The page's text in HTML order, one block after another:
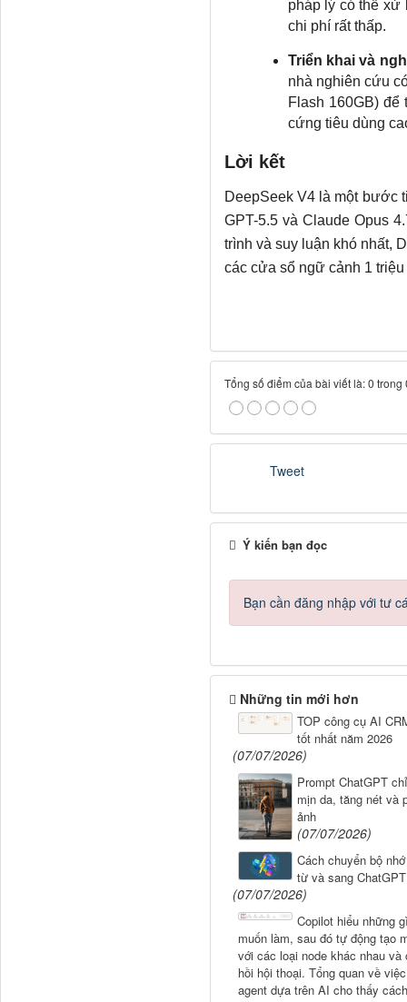
pháp lý có thể xử
chi phí rất thấp.
Triển khai và
nhà nghiên cứu
Flash 160GB) để
cứng tiêu dùng
Lời kết
DeepSeek V4 là một bước
GPT-5.5 và Claude Opus
trình và suy luận khó nhất,
các cửa sổ ngữ cảnh 1
Tổng số điểm của bài viết là: 0 trong
Tweet
Ý kiến bạn đọc
Bạn cần đăng nhập với tư
Những tin mới hơn
TOP công cụ AI
tốt nhất năm 2026
(07/07/2026)
Prompt ChatGPT
mịn da, tăng nét và
ảnh
(07/07/2026)
Cách chuyển bộ
từ và sang ChatGPT
(07/07/2026)
Copilot hiểu những
muốn làm, sau đó tự động tạo
với các loại node khác nhau và
hồi hội thoại. Tổng quan về
agent dựa trên AI cho thấy